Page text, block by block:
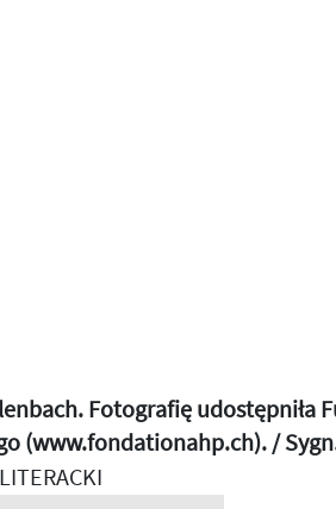
Fotografię udostępniła
(www.fondationahp.ch). /